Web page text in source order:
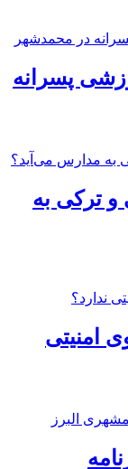
پسرانه
و ترکی به
امنیتی